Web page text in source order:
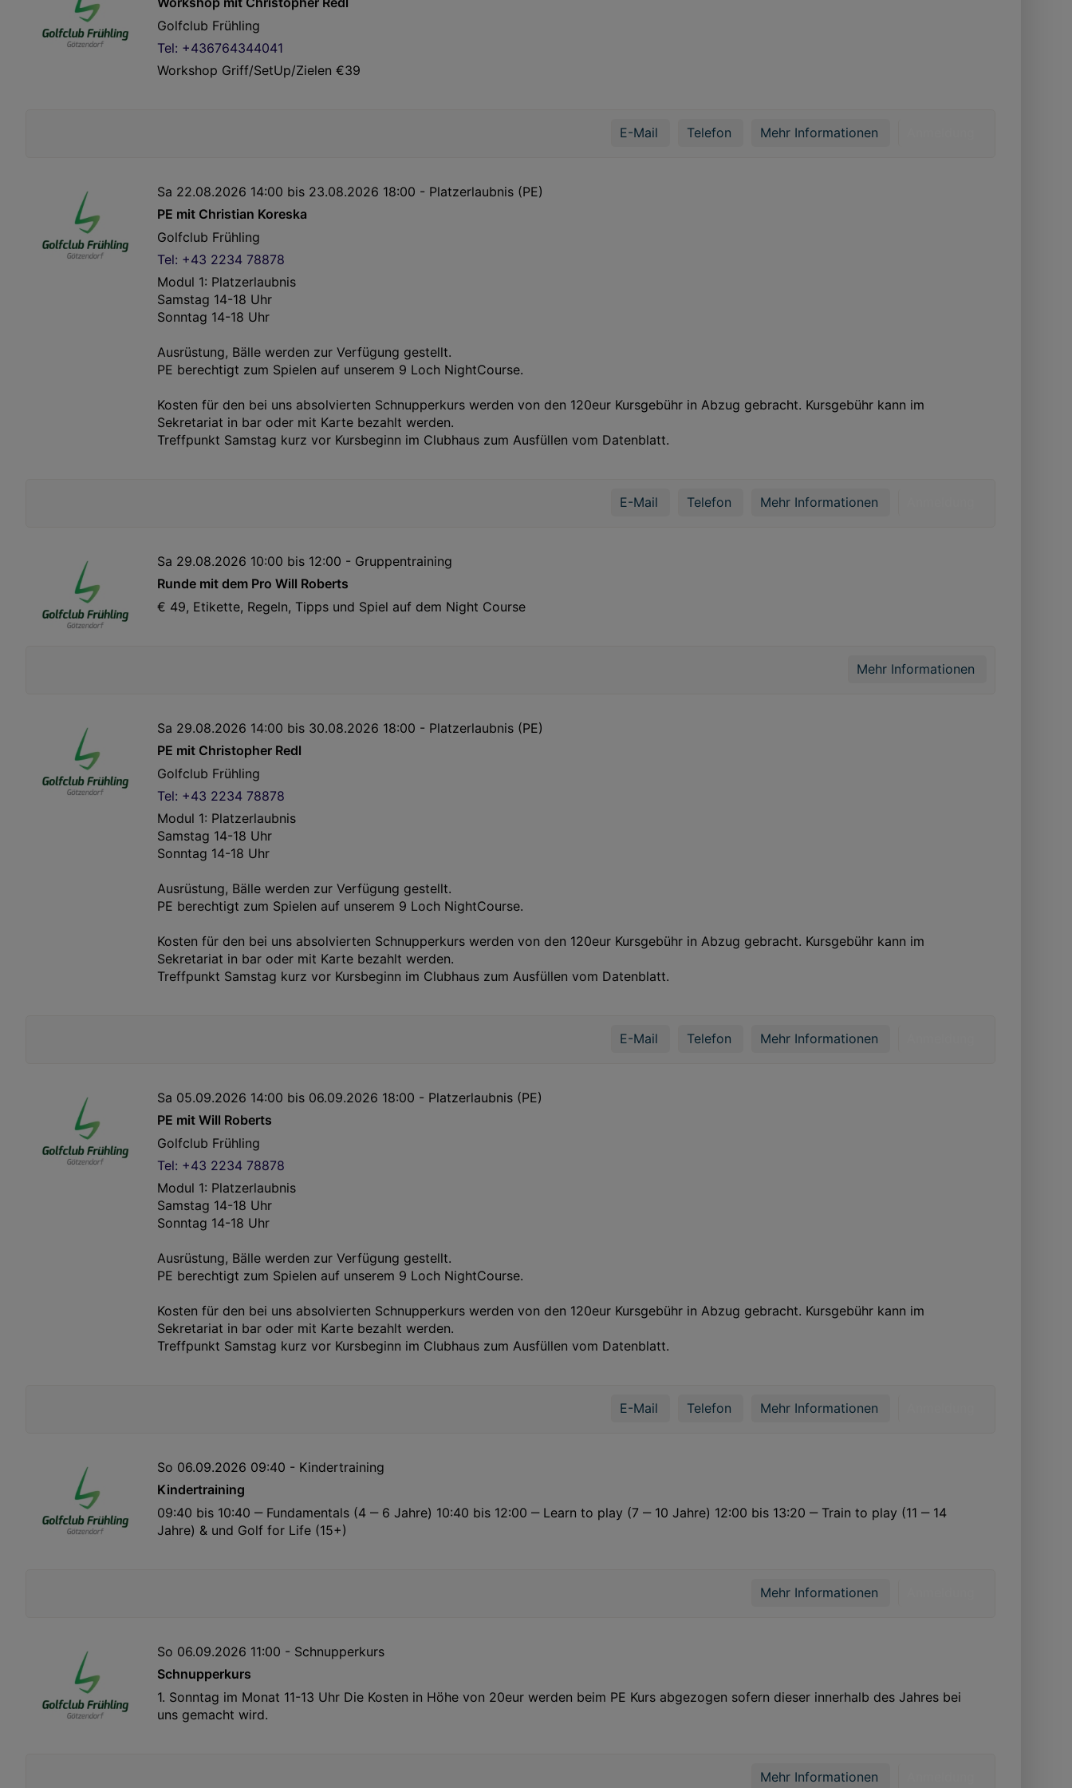
Golfclub Frühling
Tel: +436764344041
Workshop Griff/SetUp/Zielen €39
Mehr Informationen
Telefon
E-Mail
Sa 22.08.2026 14:00 bis 23.08.2026 18:00 - Platzerlaubnis (PE)
PE mit Christian Koreska
Golfclub Frühling
Tel: +43 2234 78878
Modul 1: Platzerlaubnis
Samstag 14-18 Uhr
Sonntag 14-18 Uhr
Ausrüstung, Bälle werden zur Verfügung gestellt.
PE berechtigt zum Spielen auf unserem 9 Loch NightCourse.
Kosten für den bei uns absolvierten Schnupperkurs werden von den 120eur Kursgebühr in Abzug gebracht. Kursgebühr kann im
Sekretariat in bar oder mit Karte bezahlt werden.
Treffpunkt Samstag kurz vor Kursbeginn im Clubhaus zum Ausfüllen vom Datenblatt.
Mehr Informationen
Telefon
E-Mail
Sa 29.08.2026 10:00 bis 12:00 - Gruppentraining
Runde mit dem Pro Will Roberts
€ 49, Etikette, Regeln, Tipps und Spiel auf dem Night Course
Mehr Informationen
Sa 29.08.2026 14:00 bis 30.08.2026 18:00 - Platzerlaubnis (PE)
PE mit Christopher Redl
Golfclub Frühling
Tel: +43 2234 78878
Modul 1: Platzerlaubnis
Samstag 14-18 Uhr
Sonntag 14-18 Uhr
Ausrüstung, Bälle werden zur Verfügung gestellt.
PE berechtigt zum Spielen auf unserem 9 Loch NightCourse.
Kosten für den bei uns absolvierten Schnupperkurs werden von den 120eur Kursgebühr in Abzug gebracht. Kursgebühr kann im
Sekretariat in bar oder mit Karte bezahlt werden.
Treffpunkt Samstag kurz vor Kursbeginn im Clubhaus zum Ausfüllen vom Datenblatt.
Mehr Informationen
Telefon
E-Mail
Sa 05.09.2026 14:00 bis 06.09.2026 18:00 - Platzerlaubnis (PE)
PE mit Will Roberts
Golfclub Frühling
Tel: +43 2234 78878
Modul 1: Platzerlaubnis
Samstag 14-18 Uhr
Sonntag 14-18 Uhr
Ausrüstung, Bälle werden zur Verfügung gestellt.
PE berechtigt zum Spielen auf unserem 9 Loch NightCourse.
Kosten für den bei uns absolvierten Schnupperkurs werden von den 120eur Kursgebühr in Abzug gebracht. Kursgebühr kann im
Sekretariat in bar oder mit Karte bezahlt werden.
Treffpunkt Samstag kurz vor Kursbeginn im Clubhaus zum Ausfüllen vom Datenblatt.
Mehr Informationen
Telefon
E-Mail
So 06.09.2026 09:40 - Kindertraining
Kindertraining
09:40 bis 10:40 ‒ Fundamentals (4 ‒ 6 Jahre) 10:40 bis 12:00 ‒ Learn to play (7 ‒ 10 Jahre) 12:00 bis 13:20 ‒ Train to play (11 ‒ 14
Jahre) & und Golf for Life (15+)
Mehr Informationen
So 06.09.2026 11:00 - Schnupperkurs
Schnupperkurs
1. Sonntag im Monat 11-13 Uhr Die Kosten in Höhe von 20eur werden beim PE Kurs abgezogen sofern dieser innerhalb des Jahres bei
uns gemacht wird.
Mehr Informationen